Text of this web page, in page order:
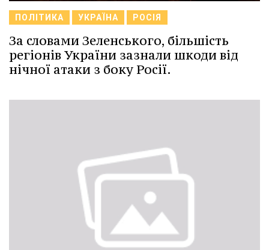
ПОЛІТИКА УКРАЇНА РОСІЯ
За словами Зеленського, більшість
регіонів України зазнали шкоди від
нічної атаки з боку Росії.